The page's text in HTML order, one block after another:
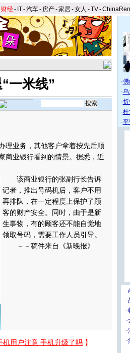
财经- IT-汽车- 房产-家居-女人 -TV-ChinaRen
一米线”
业务，其他客户拿着按先后顺
商业银行看到的情景。据悉，近
该商业银行的张副行长告诉
记者，推出号码机后，客户不用
再排队，在一定程度上保护了顾
客的财产安全。同时，由于是新
生事物，有的顾客还不能自觉地
领取号码，需要工作人员引导。
－－稿件来自《新晚报》
·
·
·忻
·
·